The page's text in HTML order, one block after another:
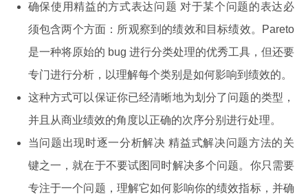
确保使用精益的方式表达问题 对于某个问题的表达必
须包含两个方面：所观察到的绩效和目标绩效。Pareto
是一种将原始的 bug 进行分类处理的优秀工具，但还要
专门进行分析，以理解每个类别是如何影响到绩效的。
这种方式可以保证你已经清晰地为划分了问题的类型，
并且从商业绩效的角度以正确的次序分别进行处理。
当问题出现时逐一分析解决 精益式解决问题方法的关
键之一，就在于不要试图同时解决多个问题。你只需要
专注于一个问题，理解它如何影响你的绩效指标，并确